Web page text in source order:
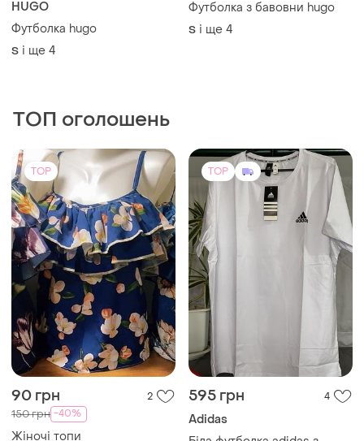
HUGO
Футболка hugo
S і ще 4
Футболка з бавовни hugo
S і ще 4
ТОП оголошень
TOP
90 грн 2
150 грн -40%
Жіночі топи
TOP
595 грн 4
Adidas